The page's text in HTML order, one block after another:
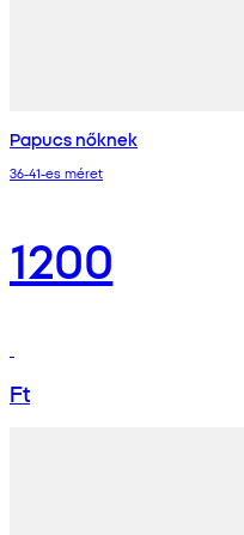
Papucs nőknek
36-41-es méret
1200
Ft